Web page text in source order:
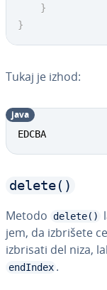
}
}
Tukaj je izhod:
EDCBA
java
delete()
Metodo delete()
jem, da izbrišete
izbrisati del niza,
endIndex .